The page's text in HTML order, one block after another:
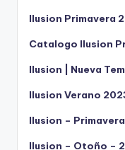
Ilusion Primavera
Catalogo Ilusion
Ilusion | Nueva
Ilusion Verano
Ilusion –
Ilusion – Otoño –